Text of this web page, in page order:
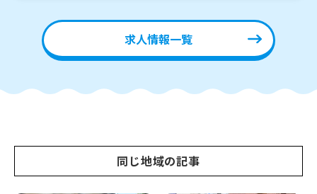
求人情報一覧
同じ地域の記事